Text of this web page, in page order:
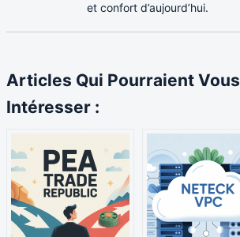
et confort d’aujourd’hui.
Articles Qui Pourraient Vous
Intéresser :